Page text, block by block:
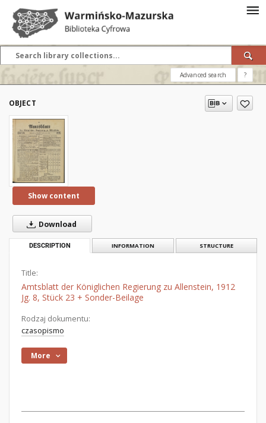
Advanced search ?
OBJECT
Show content
Download
DESCRIPTION INFORMATION STRUCTURE
Title:
Amtsblatt der Königlichen Regierung zu Allenstein, 1912
Jg. 8, Stück 23 + Sonder-Beilage
Rodzaj dokumentu:
czasopismo
More